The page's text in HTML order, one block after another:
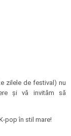
zilele de festival) nu
și vă invităm să
pop în stil mare!